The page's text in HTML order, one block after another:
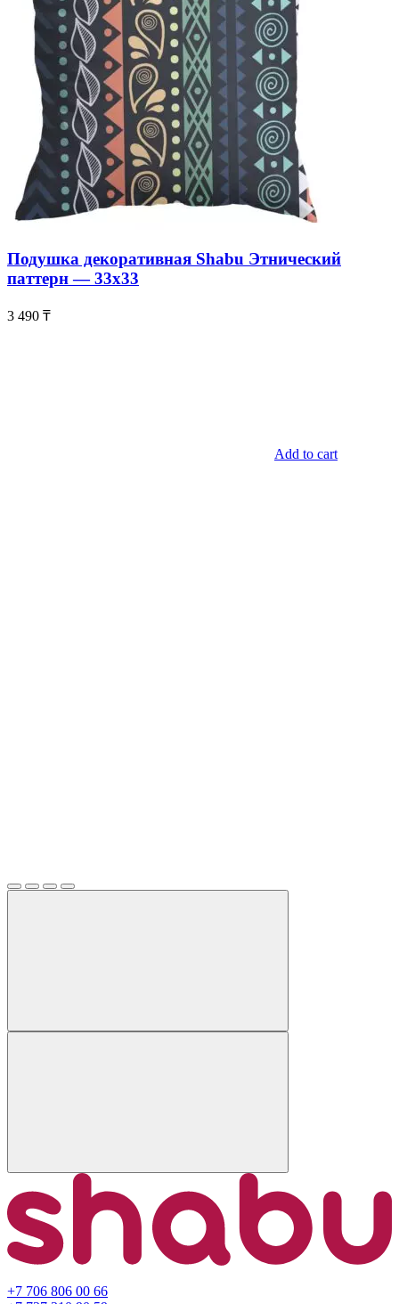
Подушка декоративная Shabu Этнический
паттерн — 33х33
3 490 ₸
Add to cart
+7 706 806 00 66